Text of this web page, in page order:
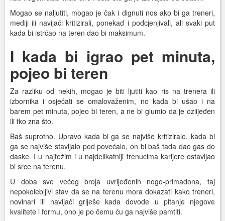
Mogao se naljutiti, mogao je čak i dignuti nos ako bi ga treneri,
mediji ili navijači kritizirali, ponekad i podcjenjivali, ali svaki put
kada bi istrčao na teren dao bi maksimum.
I kada bi igrao pet minuta,
pojeo bi teren
Za razliku od nekih, mogao je biti ljutiti kao ris na trenera ili
izbornika i osjećati se omalovaženim, no kada bi ušao i na
barem pet minuta, pojeo bi teren, a ne bi glumio da je ozlijeđen
ili tko zna što.
Baš suprotno. Upravo kada bi ga se najviše kritiziralo, kada bi
ga se najviše stavljalo pod povećalo, on bi baš tada dao gas do
daske. I u najtežim i u najdelikatniji trenucima karijere ostavljao
bi srce na terenu.
U doba sve većeg broja uvrijeđenih nogo-primadona, taj
nepokolebljivi stav da se na terenu mora dokazati kako treneri,
novinari ili navijači griješe kada dovode u pitanje njegove
kvalitete i formu, ono je po čemu ću ga najviše pamtiti.